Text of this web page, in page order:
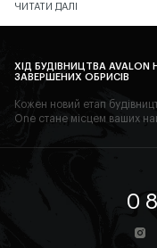
ЧИТАТИ ДАЛІ
ХІД БУДІВНИЦТВА AVALON
ЗАВЕРШЕНИХ ОБРИСІВ
Кожен новий етап
One стане місцем ваших
0